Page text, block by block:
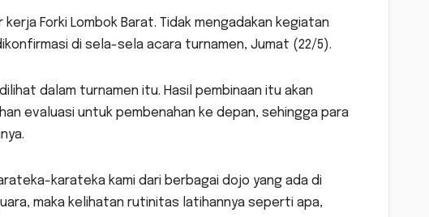
Forki Lombok Barat. Tidak mengadakan kegiatan
di sela-sela acara turnamen, Jumat (22/5).
dalam turnamen itu. Hasil pembinaan itu akan
evaluasi untuk pembenahan ke depan, sehingga para
karateka kami dari berbagai dojo yang ada di
maka kelihatan rutinitas latihannya seperti apa,